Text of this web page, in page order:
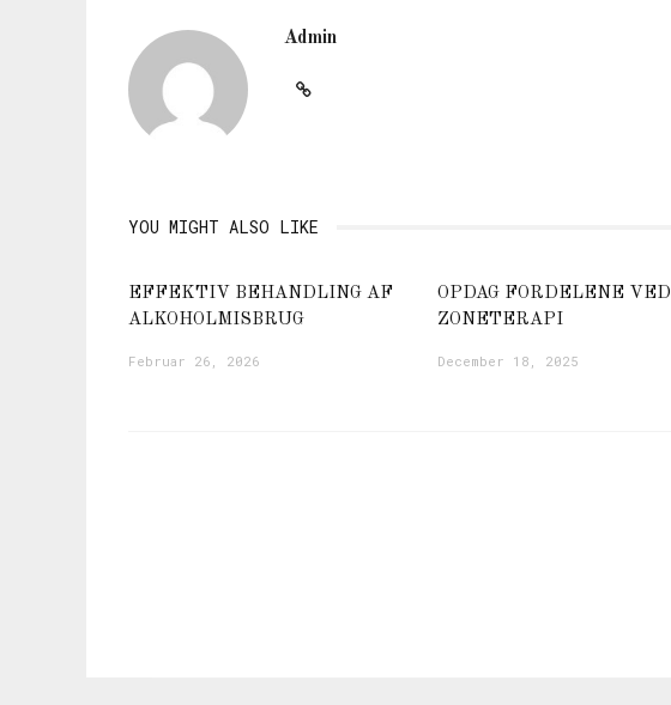
Admin
YOU MIGHT ALSO LIKE
EFFEKTIV BEHANDLING AF
ALKOHOLMISBRUG
Februar 26, 2026
OPDAG FORDELENE VED
ZONETERAPI
December 18, 2025